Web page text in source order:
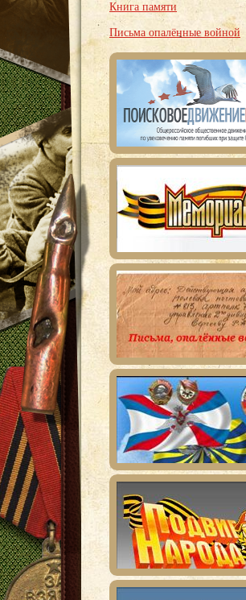
Книга памяти
Письма опалённые войной